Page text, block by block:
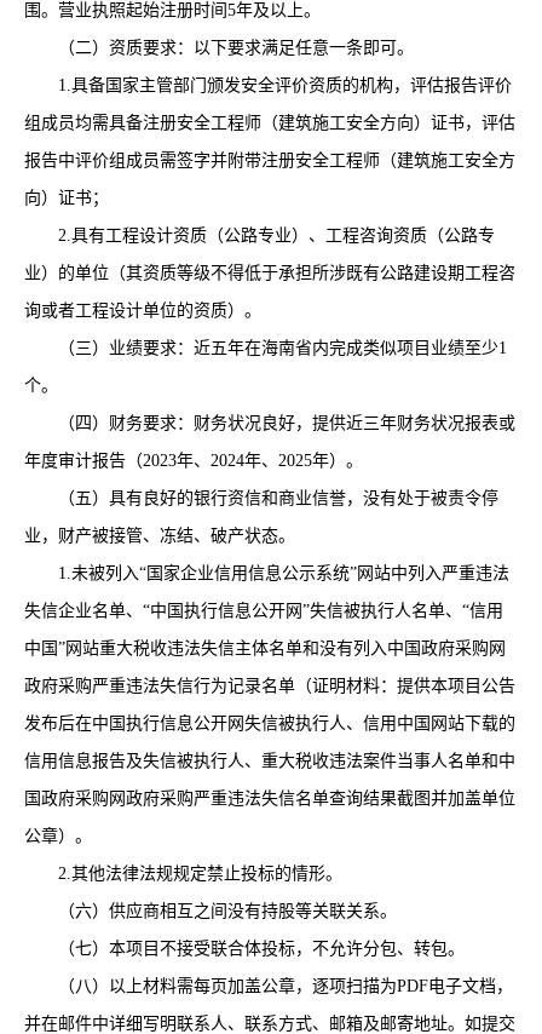
围。营业执照起始注册时间5年及以上。
（二）资质要求：以下要求满足任意一条即可。
1.具备国家主管部门颁发安全评价资质的机构，评估报告评价
组成员均需具备注册安全工程师（建筑施工安全方向）证书，评估
报告中评价组成员需签字并附带注册安全工程师（建筑施工安全方
向）证书；
2.具有工程设计资质（公路专业）、工程咨询资质（公路专
业）的单位（其资质等级不得低于承担所涉既有公路建设期工程咨
询或者工程设计单位的资质）。
（三）业绩要求：近五年在海南省内完成类似项目业绩至少1
个。
（四）财务要求： 财务状况良好，提供近三年财务状况报表或
年度审计报告（2023年、2024年、2025年） 。
（五）具有良好的银行资信和商业信誉，没有处于被责令停
业，财产被接管、冻结、破产状态。
1.未被列入“国家企业信用信息公示系统”网站中列入严重违法
失信企业名单、 “中国执行信息公开网”失信被执行人名单、“信用
中国”网站重大税收违法失信主体名单和没有列入中国政府采购网
政府采购严重违法失信行为记录名单（证明材料：提供本项目公告
发布后在中国执行信息公开网失信被执行人、信用中国网站下载的
信用信息报告及失信被执行人、重大税收违法案件当事人名单和中
国政府采购网政府采购严重违法失信名单查询结果截图并加盖单位
公章）。
2.其他法律法规规定禁止投标的情形。
（六）供应商相互之间没有持股等关联关系。
（七）本项目不接受联合体投标，不允许分包、转包。
（八）以上材料需每页加盖公章，逐项扫描为PDF电子文档，
并在邮件中详细写明联系人、联系方式、邮箱及邮寄地址。如提交